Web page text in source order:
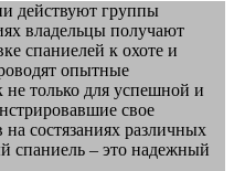
действуют группы
владельцы получают
спаниелей к охоте и
опытные
только для успешной и
свое
на состязаниях различных
спаниель – это надежный